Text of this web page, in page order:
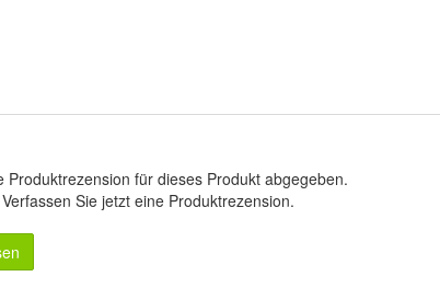
Produktrezension für dieses Produkt abgegeben.
Verfassen Sie jetzt eine Produktrezension.